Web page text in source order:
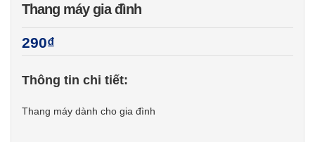
Thang máy gia đình
290₫
Thông tin chi tiết:
Thang máy dành cho gia đình